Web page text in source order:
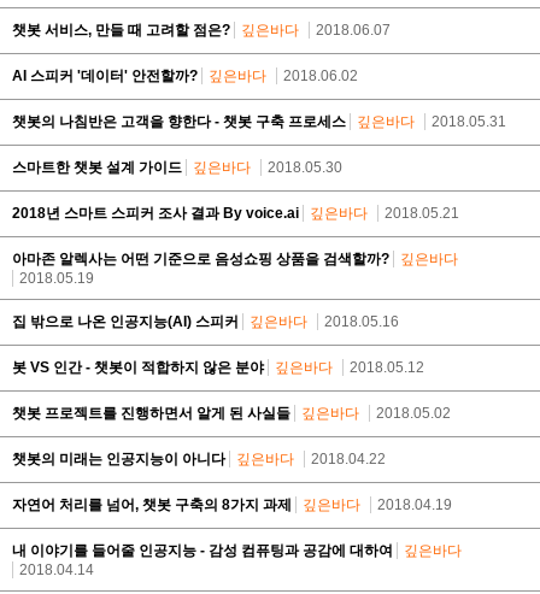
챗봇 서비스, 만들 때 고려할 점은? 깊은바다 2018.06.07
AI 스피커 '데이터' 안전할까? 깊은바다 2018.06.02
챗봇의 나침반은 고객을 향한다 - 챗봇 구축 프로세스 깊은바다 2018.05.31
스마트한 챗봇 설계 가이드 깊은바다 2018.05.30
2018년 스마트 스피커 조사 결과 By voice.ai 깊은바다 2018.05.21
아마존 알렉사는 어떤 기준으로 음성쇼핑 상품을 검색할까?
깊은바다
2018.05.19
집 밖으로 나온 인공지능(AI) 스피커 깊은바다 2018.05.16
봇 VS 인간 - 챗봇이 적합하지 않은 분야 깊은바다 2018.05.12
챗봇 프로젝트를 진행하면서 알게 된 사실들 깊은바다 2018.05.02
챗봇의 미래는 인공지능이 아니다 깊은바다 2018.04.22
자연어 처리를 넘어, 챗봇 구축의 8가지 과제 깊은바다 2018.04.19
내 이야기를 들어줄 인공지능 - 감성 컴퓨팅과 공감에 대하여
깊은바다
2018.04.14